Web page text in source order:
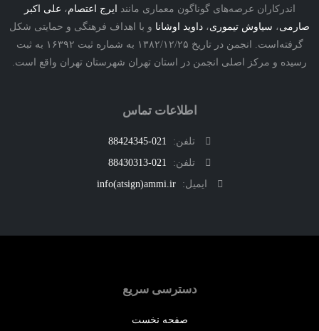
عرصه‌های گوناگون معماری مانندایرج اعتصام،علی اکبر
،سیاوش تیموری،داوید اوشاناو با اهداف فرهنگی و حمایتی شکل
گرفته‌است. انجمن در تاریخ ۱۳۸۲/۱۲/۲۵ به شماره ثبت ۱۶۳۹۲ به ثبت
و مرکز اصلی انجمن در استان تهران شهرستان تهران واقع است.
اطلاعات تماس
تلفن:
021-88424345
تلفن:
021-88430313
ایمیل:
info(atsign)ammi.ir
دسترسی سریع
صفحه نخست